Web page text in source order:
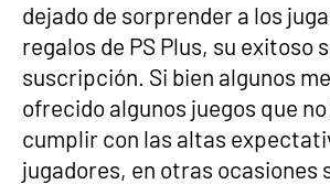
dejado de sorprender a los
regalos de PS Plus, su exitoso
suscripción. Si bien algunos
ofrecido algunos juegos que
cumplir con las altas
jugadores, en otras ocasiones